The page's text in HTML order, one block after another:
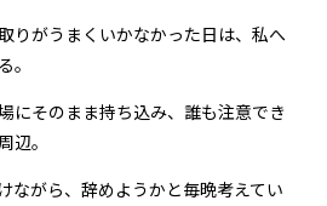
りがうまくいかなかった日は、私へ
。
にそのまま持ち込み、誰も注意でき
辺。
ながら、辞めようかと毎晩考えてい